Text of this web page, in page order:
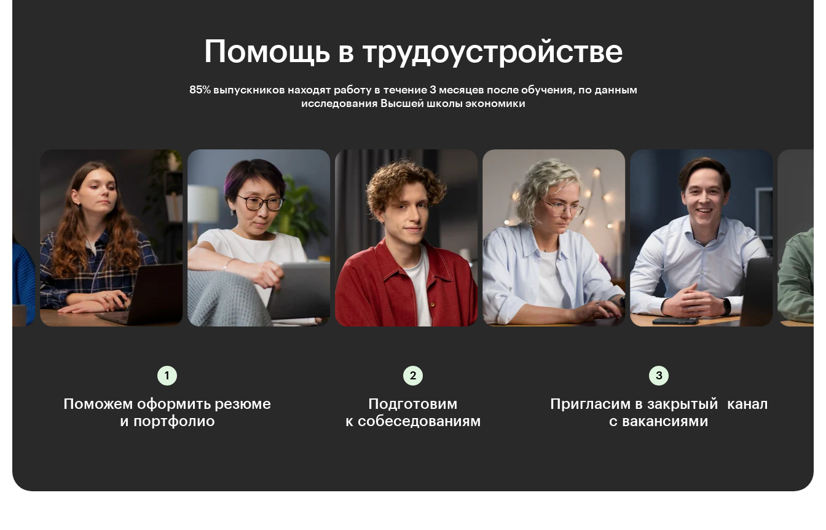
Помощь в трудоустройстве
85% выпускников находят работу в течение 3 месяцев после обучения, по данным
исследования Высшей школы экономики
Поможем оформить резюме
и портфолио
Подготовим
к собеседованиям
Пригласим в закрытый канал
с вакансиями